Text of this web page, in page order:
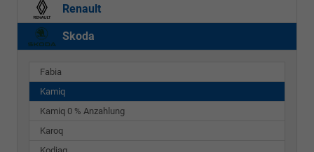
Renault
Skoda
Fabia
Kamiq
Kamiq 0 % Anzahlung
Karoq